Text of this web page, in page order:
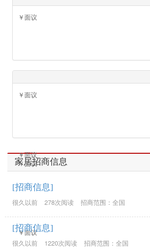
￥面议
￥面议
￥面议
￥面议
￥面议
￥面议
￥面议
家居招商信息
[招商信息]
很久以前 278次阅读 招商范围：全国
[招商信息]
很久以前 1220次阅读 招商范围：全国